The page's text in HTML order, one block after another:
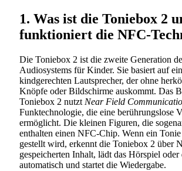
1. Was ist die Toniebox 2
funktioniert die NFC-
Die Toniebox 2 ist die zweite Generation
Audiosystems für Kinder. Sie basiert auf
kindgerechten Lautsprecher, der ohne
Knöpfe oder Bildschirme auskommt. Das
Toniebox 2 nutzt Near Field
Funktechnologie, die eine berührungslose
ermöglicht. Die kleinen Figuren, die
enthalten einen NFC-Chip. Wenn ein
gestellt wird, erkennt die Toniebox 2 über
gespeicherten Inhalt, lädt das Hörspiel
automatisch und startet die Wiedergabe.